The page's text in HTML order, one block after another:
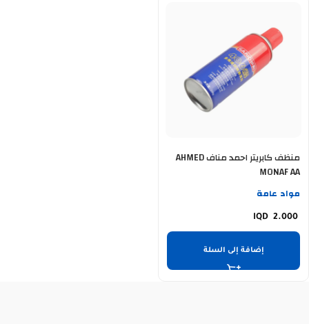
منظف كابريتر احمد مناف AHMED
MONAF AA
مواد عامة
2.000
إضافة إلى السلة